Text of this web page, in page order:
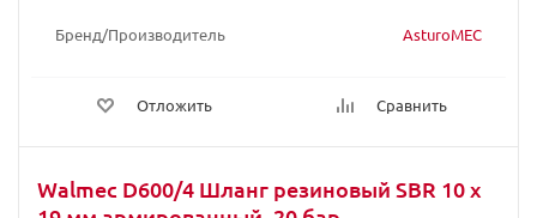
Бренд/Производитель AsturoMEC
Отложить Сравнить
Walmec D600/4 Шланг резиновый SBR 10 х